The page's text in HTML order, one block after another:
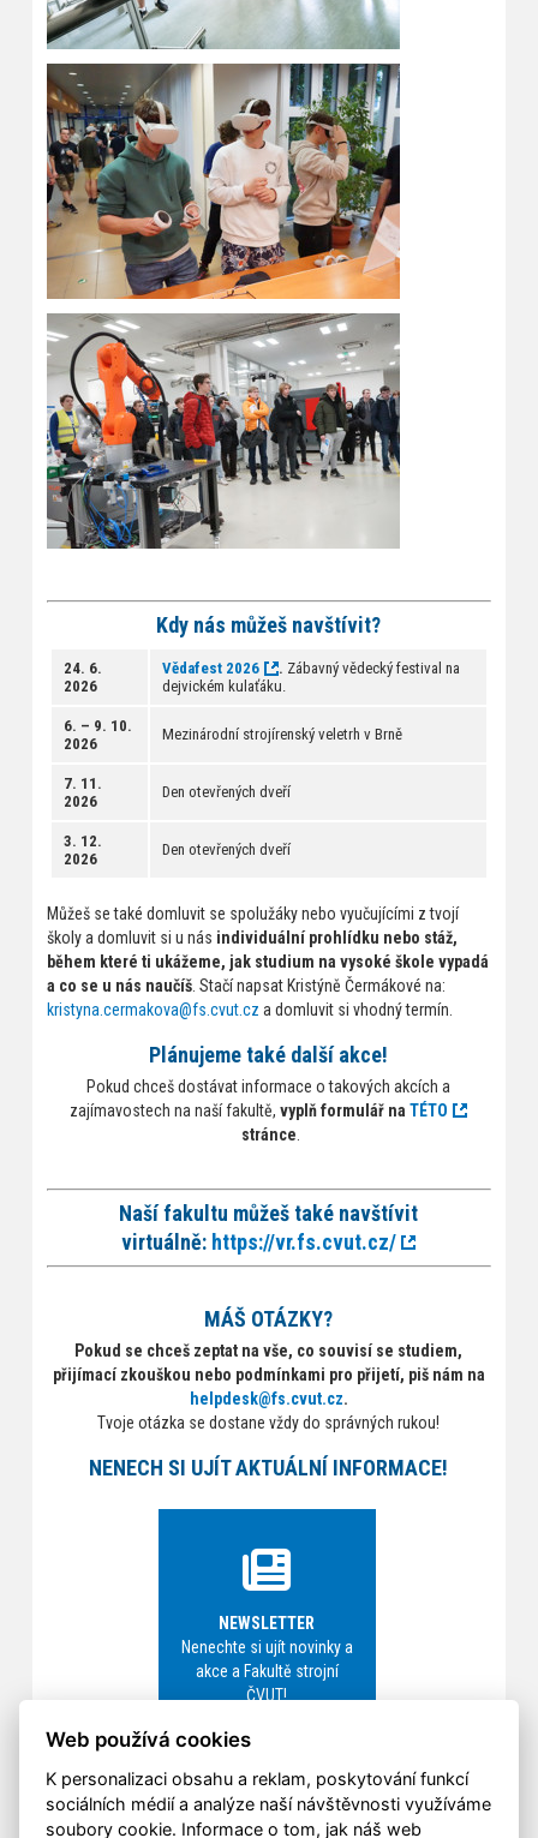
Kdy nás můžeš navštívit?
24. 6.
2026
Vědafest 2026 . Zábavný vědecký festival na
dejvickém kulaťáku.
6. – 9. 10.
2026
Mezinárodní strojírenský veletrh v Brně
7. 11.
2026
Den otevřených dveří
3. 12.
2026
Den otevřených dveří
Můžeš se také domluvit se spolužáky nebo vyučujícími z tvojí
školy a domluvit si u nás individuální prohlídku nebo stáž,
během které ti ukážeme, jak studium na vysoké škole vypadá
a co se u nás naučíš. Stačí napsat Kristýně Čermákové na:
kristyna.cermakova@fs.cvut.cz a domluvit si vhodný termín.
Plánujeme také další akce!
Pokud chceš dostávat informace o takových akcích a
zajímavostech na naší fakultě,vyplň formulář naTÉTO
stránce.
Naší fakultu můžeš také navštívit
virtuálně: https://vr.fs.cvut.cz/
MÁŠ OTÁZKY?
Pokud se chceš zeptat na vše, co souvisí se studiem,
přijímací zkouškou nebo podmínkami pro přijetí, piš nám na
helpdesk@fs.cvut.cz.
Tvoje otázka se dostane vždy do správných rukou!
NENECH SI UJÍT AKTUÁLNÍ INFORMACE!
NEWSLETTER
Nenechte si ujít novinky a
akce a Fakultě strojní
ČVUT!
Web používá cookies
K personalizaci obsahu a reklam, poskytování funkcí
sociálních médií a analýze naší návštěvnosti využíváme
soubory cookie. Informace o tom, jak náš web